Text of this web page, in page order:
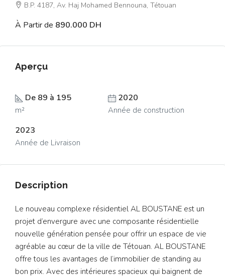
B.P. 4187, Av. Haj Mohamed Bennouna, Tétouan
À Partir de 890.000 DH
Aperçu
De 89 à 195
m²
2020
Année de construction
2023
Année de Livraison
Description
Le nouveau complexe résidentiel AL BOUSTANE est un
projet d’envergure avec une composante résidentielle
nouvelle génération pensée pour offrir un espace de vie
agréable au cœur de la ville de Tétouan. AL BOUSTANE
offre tous les avantages de l’immobilier de standing au
bon prix. Avec des intérieures spacieux qui baignent de